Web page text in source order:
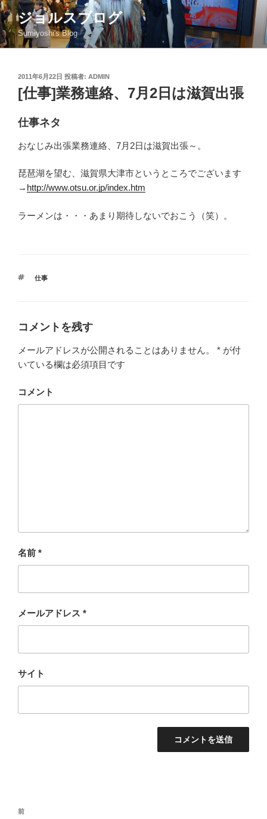
コ
ン
テ
ン
ジョルスブログ
Sumiyoshi's Blog
投
稿
日:
2011年6月22日 投稿者: ADMIN
[仕事]業務連絡、7月2日は滋賀出張
仕事ネタ
おなじみ出張業務連絡、7月2日は滋賀出張～。
琵琶湖を望む、滋賀県大津市というところでございます
→ http://www.otsu.or.jp/index.htm
ラーメンは・・・あまり期待しないでおこう（笑）。
タ
仕事
コメントを残す
メールアドレスが公開されることはありません。 * が付
いている欄は必須項目です
コメント
名前 *
メールアドレス *
サイト
投
過
前